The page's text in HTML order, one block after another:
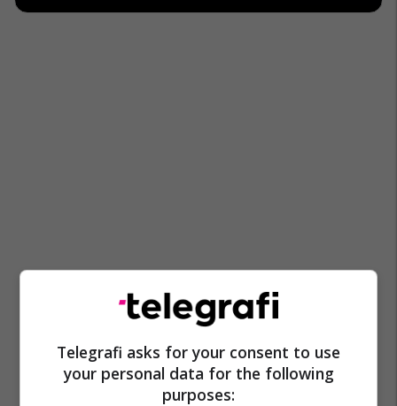
Telegrafi asks for your consent to use
your personal data for the following
purposes: